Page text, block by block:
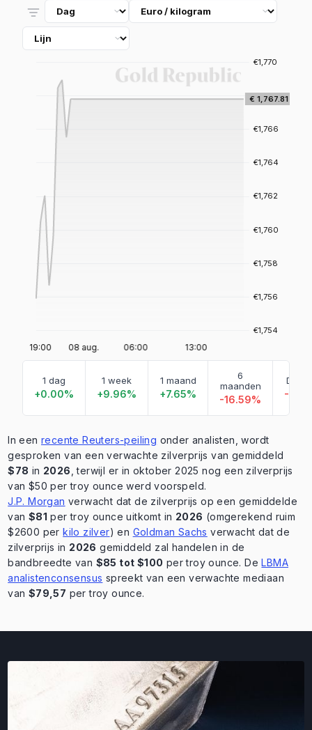
1 dag
+0.00%
1 week
+9.96%
1 maand
+7.65%
6
maanden
-16.59%
Dit
-
In een recente Reuters-peiling onder analisten, wordt
gesproken van een verwachte zilverprijs van gemiddeld
$78 in 2026 , terwijl er in oktober 2025 nog een zilverprijs
van $50 per troy ounce werd voorspeld.
J.P. Morgan verwacht dat de zilverprijs op een gemiddelde
van $81 per troy ounce uitkomt in 2026 (omgerekend ruim
$2600 perkilo zilver) en Goldman Sachs verwacht dat de
zilverprijs in 2026 gemiddeld zal handelen in de
bandbreedte van $85 tot $100 per troy ounce. DeLBMA
analistenconsensus spreekt van een verwachte mediaan
van $79,57 per troy ounce.